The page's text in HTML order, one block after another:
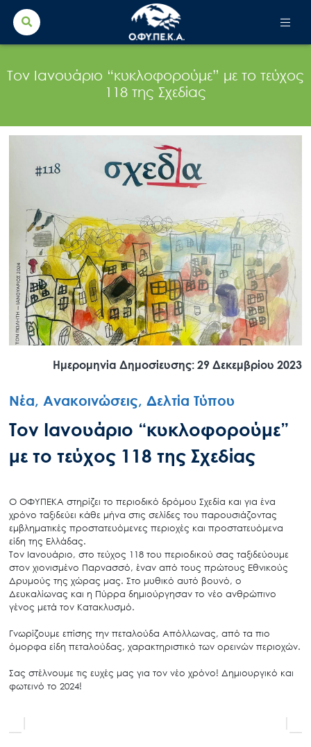
Search
for:
Τον Ιανουάριο “κυκλοφορούμε” με το τεύχος
118 της Σχεδίας
Ημερομηνία Δημοσίευσης: 29 Δεκεμβρίου 2023
Νέα, Ανακοινώσεις, Δελτία Τύπου
Τον Ιανουάριο “κυκλοφορούμε”
με το τεύχος 118 της Σχεδίας
Ο ΟΦΥΠΕΚΑ στηρίζει το περιοδικό δρόμου Σχεδία και για ένα
χρόνο ταξιδεύει κάθε μήνα στις σελίδες του παρουσιάζοντας
εμβληματικές προστατευόμενες περιοχές και προστατευόμενα
είδη της Ελλάδας.
Τον Ιανουάριο, στο τεύχος 118 του περιοδικού σας ταξιδεύουμε
στον χιονισμένο Παρνασσό, έναν από τους πρώτους Εθνικούς
Δρυμούς της χώρας μας. Στο μυθικό αυτό βουνό, ο
Δευκαλίωνας και η Πύρρα δημιούργησαν το νέο ανθρώπινο
γένος μετά τον Κατακλυσμό.
Γνωρίζουμε επίσης την πεταλούδα Απόλλωνας, από τα πιο
όμορφα είδη πεταλούδας, χαρακτηριστικό των ορεινών περιοχών.
Σας στέλνουμε τις ευχές μας για τον νέο χρόνο! Δημιουργικό και
φωτεινό το 2024!